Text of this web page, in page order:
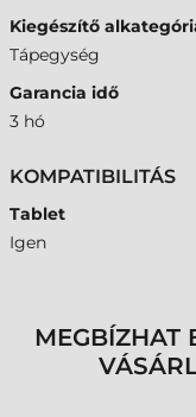
Kiegészítő
Tápegység
Garancia idő
3 hó
KOMPATIBILITÁS
Tablet
Igen
MEGBÍZHAT